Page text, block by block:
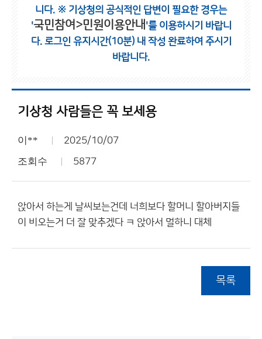
니다. ※ 기상청의 공식적인 답변이 필요한 경우는
'국민참여>민원이용안내 '를 이용하시기 바랍니
다. 로그인 유지시간(10분) 내 작성 완료하여 주시기
바랍니다.
기상청 사람들은 꼭 보세용
이** 2025/10/07
조회수 5877
앉아서 하는게 날씨보는건데 너희보다 할머니 할아버지들
이 비오는거 더 잘 맞추겠다 ㅋ 앉아서 멀하니 대체
목록